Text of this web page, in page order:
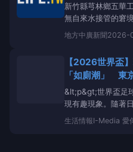
新竹縣芎林鄉五華
無自來水接管的窘
「三不管地帶」。
協調各相關單位，
管線、新增加壓站
納入工業區用
地方中廣新聞 2026-
【2026世界盃
「如廁潮」 東
&lt;p&gt;世界盃足
現有趣現象。隨著
局公布比賽期間的
水暫停（
生活情報I-Media 愛